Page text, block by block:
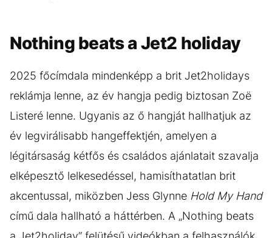
Nothing beats a Jet2 holiday
2025 főcímdala mindenképp a brit Jet2holidays
reklámja lenne, az év hangja pedig biztosan Zoë
Listeré lenne. Ugyanis az ő hangját hallhatjuk az
év legvirálisabb hangeffektjén, amelyen a
légitársaság kétfős és családos ajánlatait szavalja
elképesztő lelkesedéssel, hamisíthatatlan brit
akcentussal, miközben Jess Glynne Hold My Hand
című dala hallható a háttérben. A „Nothing beats